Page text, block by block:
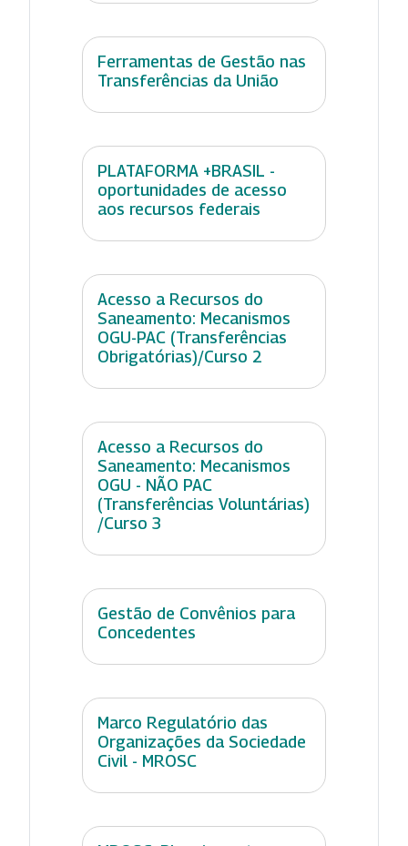
Ferramentas de Gestão nas
Transferências da União
PLATAFORMA +BRASIL -
oportunidades de acesso
aos recursos federais
Acesso a Recursos do
Saneamento: Mecanismos
OGU-PAC (Transferências
Obrigatórias)/Curso 2
Acesso a Recursos do
Saneamento: Mecanismos
OGU - NÃO PAC
(Transferências Voluntárias)
/Curso 3
Gestão de Convênios para
Concedentes
Marco Regulatório das
Organizações da Sociedade
Civil - MROSC